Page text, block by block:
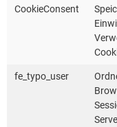
CookieConsent
fe_typo_user